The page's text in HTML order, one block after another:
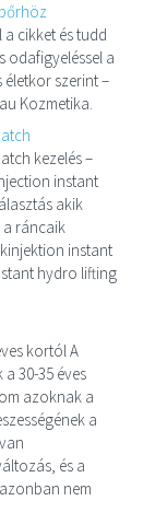
cikket és tudd
odafigyeléssel a
szerint –
Kozmetika.
kezelés –
instant
akik
ráncaik
instant
hydro lifting
kortól A
30-35 éves
azoknak a
a
és a
nem